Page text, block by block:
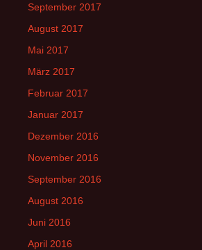
September 2017
August 2017
Mai 2017
März 2017
Februar 2017
Januar 2017
Dezember 2016
November 2016
September 2016
August 2016
Juni 2016
April 2016